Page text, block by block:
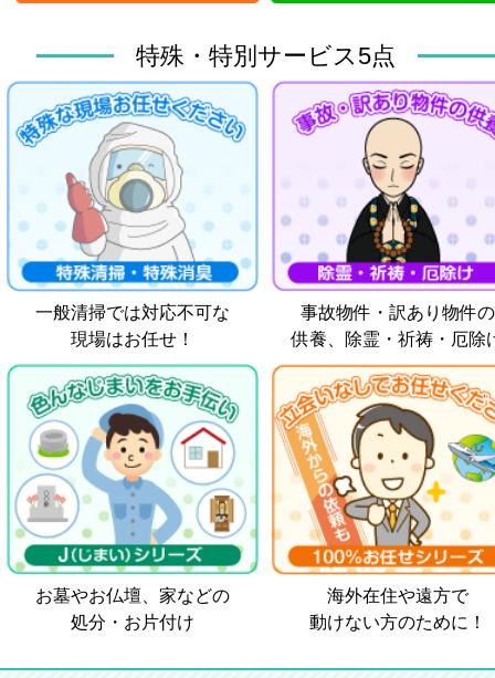
特殊・特別サービス5点
一般清掃では対応不可な
現場はお任せ！
事故物件・訳あり物件の
供養、除霊・祈祷・厄除
お墓やお仏壇、家などの
処分・お片付け
海外在住や遠方で
動けない方のために！